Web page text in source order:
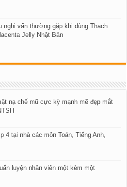
nghi vấn thường gặp khi dùng Thạch
Jelly Nhật Bản
nạ chế mũ cực kỳ mạnh mẽ đẹp mắt
4 tại nhà các môn Toán, Tiếng Anh,
luyện nhân viên một kèm một